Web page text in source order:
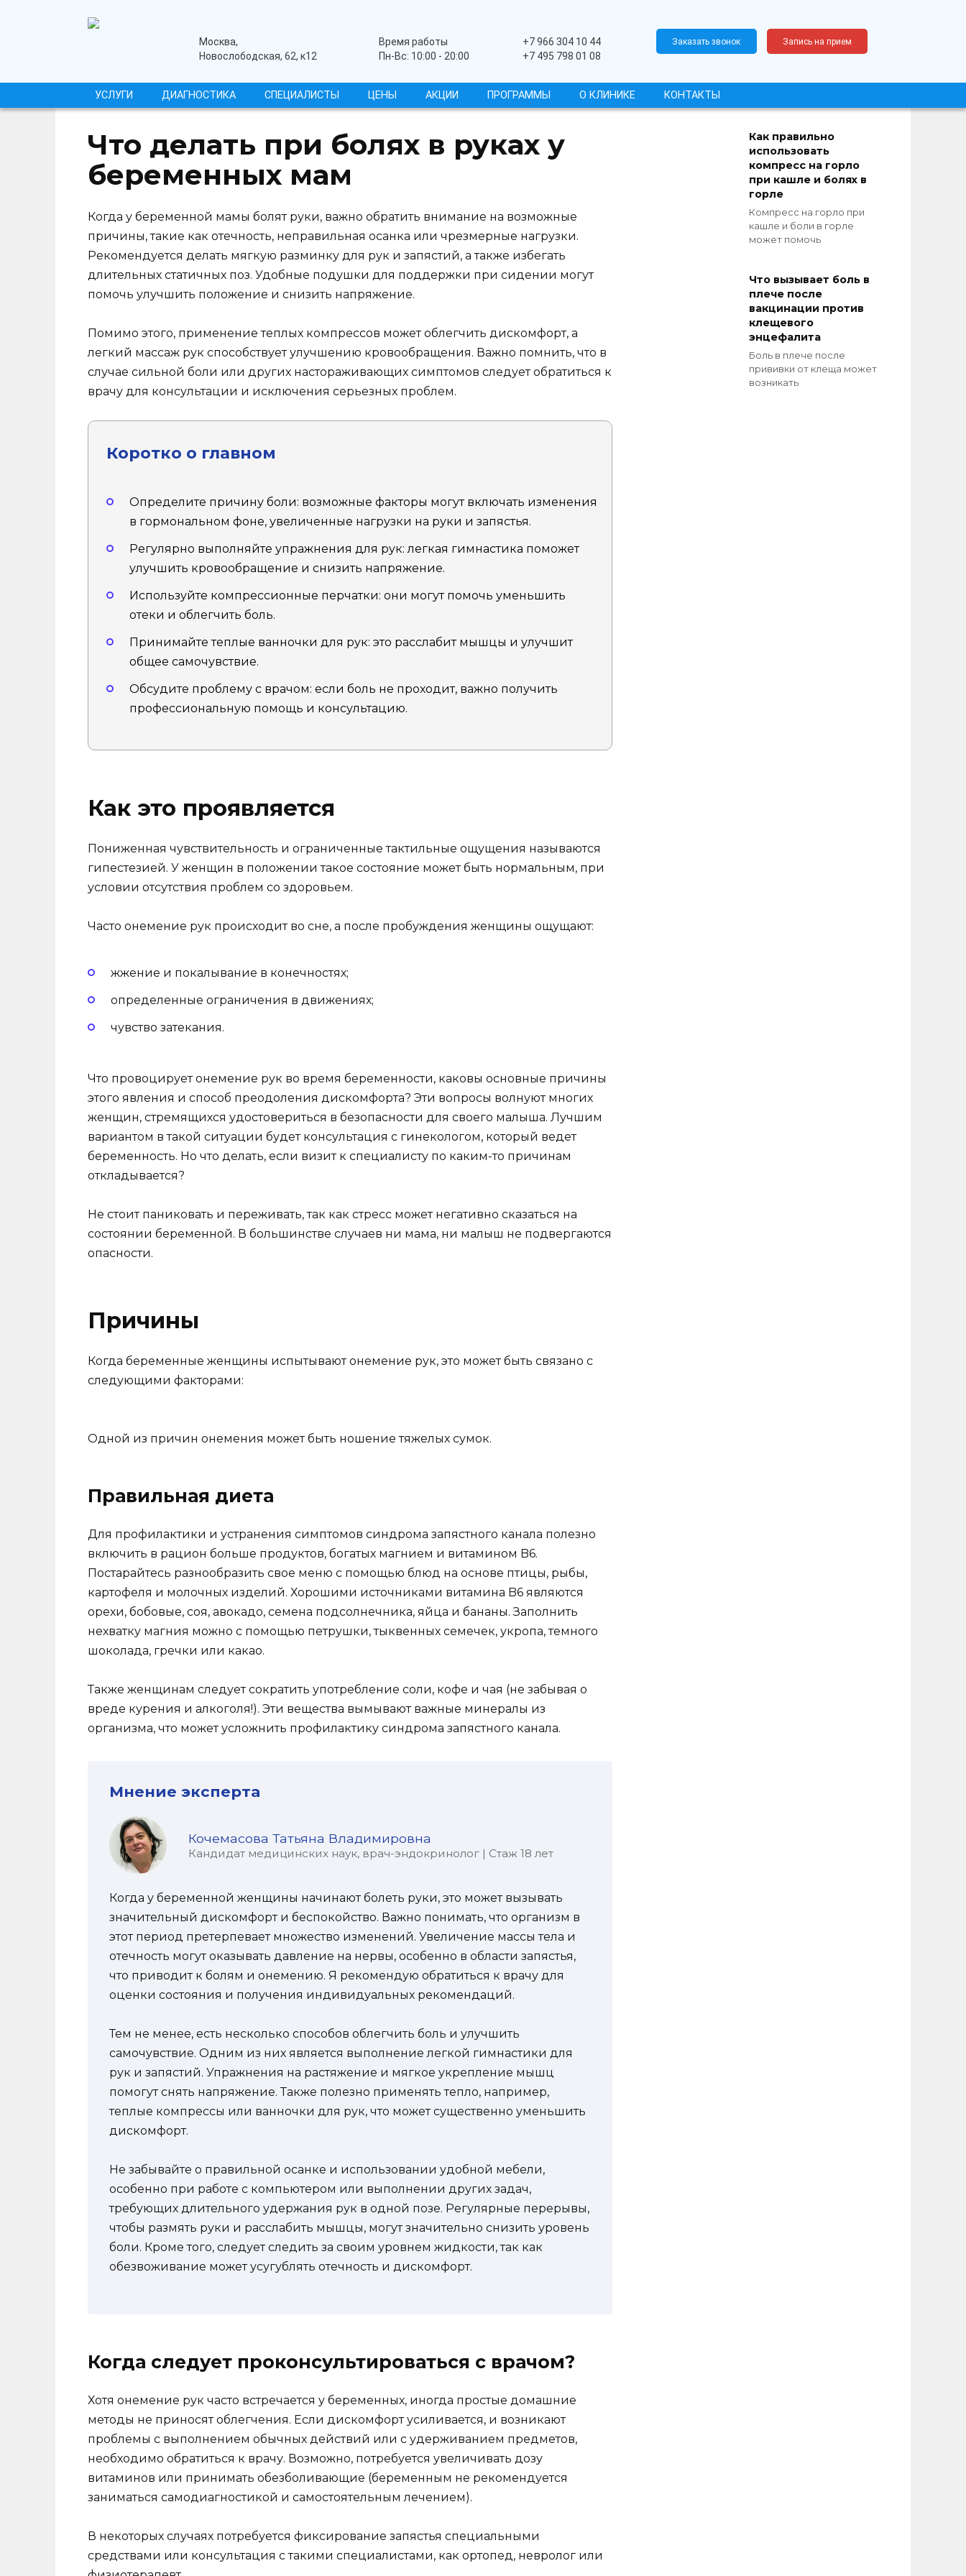
медицинский центрМосква,
Новослободская, 62, к12
Время работы
Пн-Вс: 10:00 - 20:00
+7 966 304 10 44
+7 495 798 01 08
Заказать звонок Запись на прием
УСЛУГИ ДИАГНОСТИКА СПЕЦИАЛИСТЫ ЦЕНЫ АКЦИИ ПРОГРАММЫ О КЛИНИКЕ КОНТАКТЫ
Что делать при болях в руках у
беременных мам
Когда у беременной мамы болят руки, важно обратить внимание на возможные
причины, такие как отечность, неправильная осанка или чрезмерные нагрузки.
Рекомендуется делать мягкую разминку для рук и запястий, а также избегать
длительных статичных поз. Удобные подушки для поддержки при сидении могут
помочь улучшить положение и снизить напряжение.
Помимо этого, применение теплых компрессов может облегчить дискомфорт, а
легкий массаж рук способствует улучшению кровообращения. Важно помнить, что в
случае сильной боли или других настораживающих симптомов следует обратиться к
врачу для консультации и исключения серьезных проблем.
Коротко о главном
Определите причину боли: возможные факторы могут включать изменения
в гормональном фоне, увеличенные нагрузки на руки и запястья.
Регулярно выполняйте упражнения для рук: легкая гимнастика поможет
улучшить кровообращение и снизить напряжение.
Используйте компрессионные перчатки: они могут помочь уменьшить
отеки и облегчить боль.
Принимайте теплые ванночки для рук: это расслабит мышцы и улучшит
общее самочувствие.
Обсудите проблему с врачом: если боль не проходит, важно получить
профессиональную помощь и консультацию.
Как это проявляется
Пониженная чувствительность и ограниченные тактильные ощущения называются
гипестезией. У женщин в положении такое состояние может быть нормальным, при
условии отсутствия проблем со здоровьем.
Часто онемение рук происходит во сне, а после пробуждения женщины ощущают:
жжение и покалывание в конечностях;
определенные ограничения в движениях;
чувство затекания.
Что провоцирует онемение рук во время беременности, каковы основные причины
этого явления и способ преодоления дискомфорта? Эти вопросы волнуют многих
женщин, стремящихся удостовериться в безопасности для своего малыша. Лучшим
вариантом в такой ситуации будет консультация с гинекологом, который ведет
беременность. Но что делать, если визит к специалисту по каким-то причинам
откладывается?
Не стоит паниковать и переживать, так как стресс может негативно сказаться на
состоянии беременной. В большинстве случаев ни мама, ни малыш не подвергаются
опасности.
Причины
Когда беременные женщины испытывают онемение рук, это может быть связано с
следующими факторами:
Одной из причин онемения может быть ношение тяжелых сумок.
Правильная диета
Для профилактики и устранения симптомов синдрома запястного канала полезно
включить в рацион больше продуктов, богатых магнием и витамином B6.
Постарайтесь разнообразить свое меню с помощью блюд на основе птицы, рыбы,
картофеля и молочных изделий. Хорошими источниками витамина B6 являются
орехи, бобовые, соя, авокадо, семена подсолнечника, яйца и бананы. Заполнить
нехватку магния можно с помощью петрушки, тыквенных семечек, укропа, темного
шоколада, гречки или какао.
Также женщинам следует сократить употребление соли, кофе и чая (не забывая о
вреде курения и алкоголя!). Эти вещества вымывают важные минералы из
организма, что может усложнить профилактику синдрома запястного канала.
Мнение эксперта
Кочемасова Татьяна Владимировна
Кандидат медицинских наук, врач-эндокринолог | Стаж 18 лет
Когда у беременной женщины начинают болеть руки, это может вызывать
значительный дискомфорт и беспокойство. Важно понимать, что организм в
этот период претерпевает множество изменений. Увеличение массы тела и
отечность могут оказывать давление на нервы, особенно в области запястья,
что приводит к болям и онемению. Я рекомендую обратиться к врачу для
оценки состояния и получения индивидуальных рекомендаций.
Тем не менее, есть несколько способов облегчить боль и улучшить
самочувствие. Одним из них является выполнение легкой гимнастики для
рук и запястий. Упражнения на растяжение и мягкое укрепление мышц
помогут снять напряжение. Также полезно применять тепло, например,
теплые компрессы или ванночки для рук, что может существенно уменьшить
дискомфорт.
Не забывайте о правильной осанке и использовании удобной мебели,
особенно при работе с компьютером или выполнении других задач,
требующих длительного удержания рук в одной позе. Регулярные перерывы,
чтобы размять руки и расслабить мышцы, могут значительно снизить уровень
боли. Кроме того, следует следить за своим уровнем жидкости, так как
обезвоживание может усугублять отечность и дискомфорт.
Когда следует проконсультироваться с врачом?
Хотя онемение рук часто встречается у беременных, иногда простые домашние
методы не приносят облегчения. Если дискомфорт усиливается, и возникают
проблемы с выполнением обычных действий или с удерживанием предметов,
необходимо обратиться к врачу. Возможно, потребуется увеличивать дозу
витаминов или принимать обезболивающие (беременным не рекомендуется
заниматься самодиагностикой и самостоятельным лечением).
В некоторых случаях потребуется фиксирование запястья специальными
средствами или консультация с такими специалистами, как ортопед, невролог или
Как правильно
использовать
компресс на горло
при кашле и болях в
горле
Компресс на горло при
кашле и боли в горле
может помочь
Что вызывает боль в
плече после
вакцинации против
клещевого
энцефалита
Боль в плече после
прививки от клеща может
возникать